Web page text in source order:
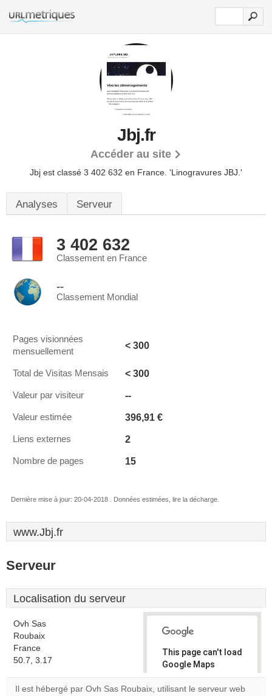
Jbj.fr
Accéder au site
Jbj est classé 3 402 632 en France. 'Linogravures JBJ.'
Analyses Serveur
3 402 632
Classement en France
--
Classement Mondial
Pages visionnées
mensuellement
< 300
Total de Visitas Mensais < 300
Valeur par visiteur --
Valeur estimée 396,91 €
Liens externes 2
Nombre de pages 15
Dernière mise à jour: 20-04-2018 . Données estimées, lire la décharge.
www.Jbj.fr
Serveur
Localisation du serveur
Ovh Sas
Roubaix
France
50.7, 3.17
This page can't load
Google Maps
correctly.
Il est hébergé par Ovh Sas Roubaix, utilisant le serveur web